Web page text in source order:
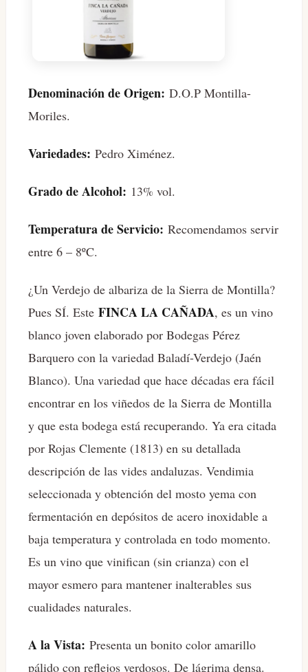
Denominación de Origen: D.O.P Montilla-
Moriles.
Variedades: Pedro Ximénez.
Grado de Alcohol: 13% vol.
Temperatura de Servicio: Recomendamos servir
entre 6 – 8ºC.
¿Un Verdejo de albariza de la Sierra de Montilla?
Pues SÍ. Este FINCA LA CAÑADA, es un vino
blanco joven elaborado por Bodegas Pérez
Barquero con la variedad Baladí-Verdejo (Jaén
Blanco). Una variedad que hace décadas era fácil
encontrar en los viñedos de la Sierra de Montilla
y que esta bodega está recuperando. Ya era citada
por Rojas Clemente (1813) en su detallada
descripción de las vides andaluzas. Vendimia
seleccionada y obtención del mosto yema con
fermentación en depósitos de acero inoxidable a
baja temperatura y controlada en todo momento.
Es un vino que vinifican (sin crianza) con el
mayor esmero para mantener inalterables sus
cualidades naturales.
A la Vista: Presenta un bonito color amarillo
pálido con reflejos verdosos. De lágrima densa.